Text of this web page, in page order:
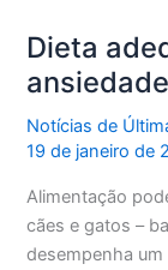
Dieta
Notícias de
19 de janeiro de
Alimentação
cães e gatos –
desempenha